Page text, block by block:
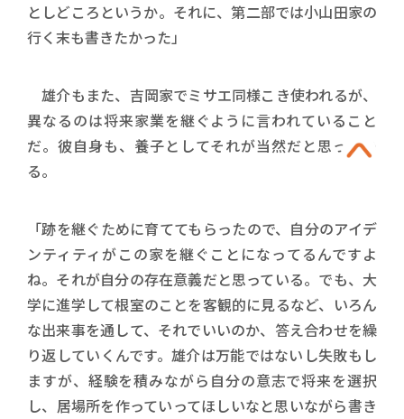
としどころというか。それに、第二部では小山田家の
行く末も書きたかった」
雄介もまた、吉岡家でミサエ同様こき使われるが、
異なるのは将来家業を継ぐように言われていること
だ。彼自身も、養子としてそれが当然だと思ってい
る。
「跡を継ぐために育ててもらったので、自分のアイデ
ンティティがこの家を継ぐことになってるんですよ
ね。それが自分の存在意義だと思っている。でも、大
学に進学して根室のことを客観的に見るなど、いろん
な出来事を通して、それでいいのか、答え合わせを繰
り返していくんです。雄介は万能ではないし失敗もし
ますが、経験を積みながら自分の意志で将来を選択
し、居場所を作っていってほしいなと思いながら書き